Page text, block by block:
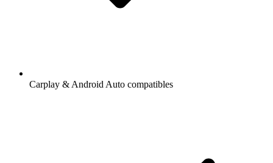
Carplay & Android Auto compatibles